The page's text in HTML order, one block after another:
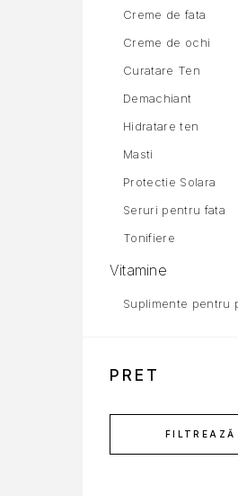
Creme de fata
Creme de ochi
Curatare Ten
Demachiant
Hidratare ten
Masti
Protectie Solara
Seruri pentru fata
Tonifiere
Vitamine
Suplimente pentru
PRET
FILTREAZĂ